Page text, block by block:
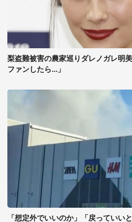
梨盗難被害の農家巡りダレノガレ明
ファンしたら...」
「想定外でいいのか」「戻っていい